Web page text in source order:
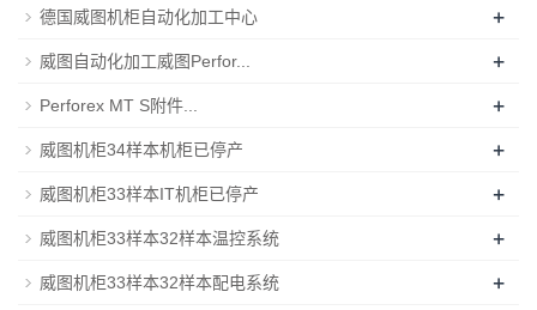
德国威图机柜自动化加工中心 +
威图自动化加工威图Perfor... +
Perforex MT S附件... +
威图机柜34样本机柜已停产 +
威图机柜33样本IT机柜已停产 +
威图机柜33样本32样本温控系统 +
威图机柜33样本32样本配电系统 +